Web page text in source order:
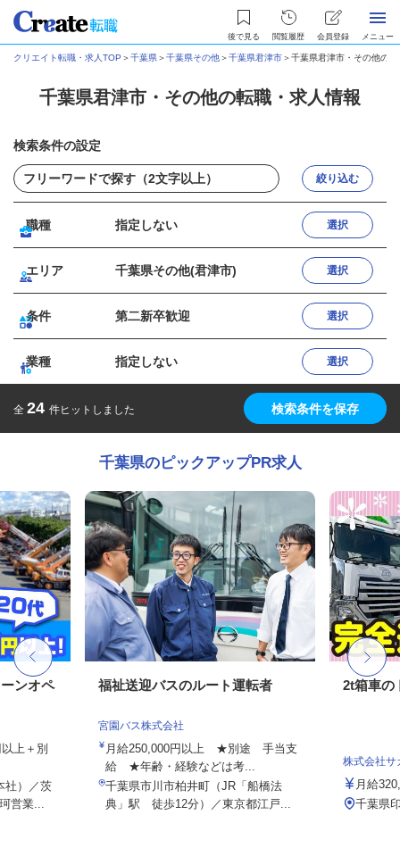
後で見る 閲覧履歴 会員登録 メニュー
クリエイト転職・求人TOP ＞千葉県＞千葉県その他＞千葉県君津市＞千葉県君津市・その他の
千葉県君津市・その他の転職・求人情報
検索条件の設定
絞り込む
職種 指定しない 選択
エリア 千葉県その他(君津市) 選択
条件 第二新卒歓迎 選択
業種 指定しない 選択
全 24 件ヒットしました 検索条件を保存
千葉県のピックアップPR求人
ンオペ
上＋別
社）／茨
営業...
福祉送迎バスのルート運転者
宮園バス株式会社
月給250,000円以上 ★別途 手当支
給 ★年齢・経験などは考...
千葉県市川市柏井町（JR「船橋法
典」駅 徒歩12分）／東京都江戸...
2t箱車の
株式会社サ
月給
千葉県